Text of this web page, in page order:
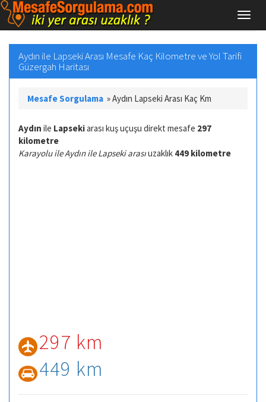
Aydın ile Lapseki Arası Mesafe Kaç Kilometre ve Yol Tarifi
Güzergah Haritası
Mesafe Sorgulama »Aydın Lapseki Arası Kaç Km
Aydın ile Lapsekiarası kuş uçuşu direkt mesafe 297
kilometre
Karayolu ile Aydın ile Lapseki arasıuzaklık 449 kilometre
297 km
449 km